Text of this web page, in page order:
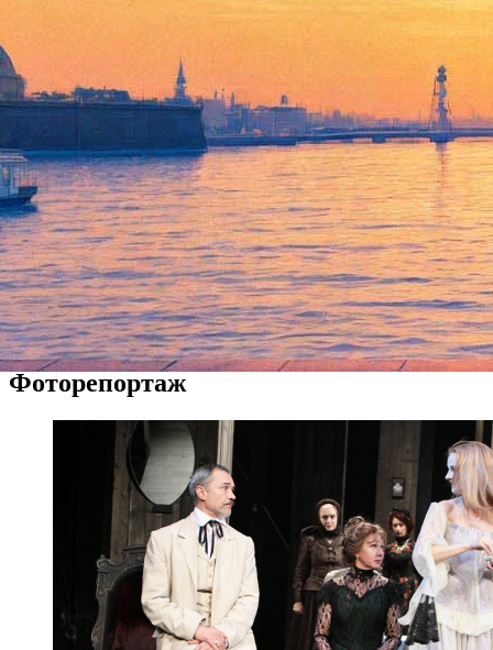
Дети Солнца
12 июля 2013, пятница,19.00
Все спектакли
Театр на Васильевском
Все театры
Незаслуженно подзабытая пьеса Горького была написана в
разгар революции 1905 года и представляет собой
остроумный и печальный приговор русской интеллигенции –
аутичной и оторванной от простого народа, впрочем, тоже
описанного без особой симпатии.Подробнее...
Фоторепортаж